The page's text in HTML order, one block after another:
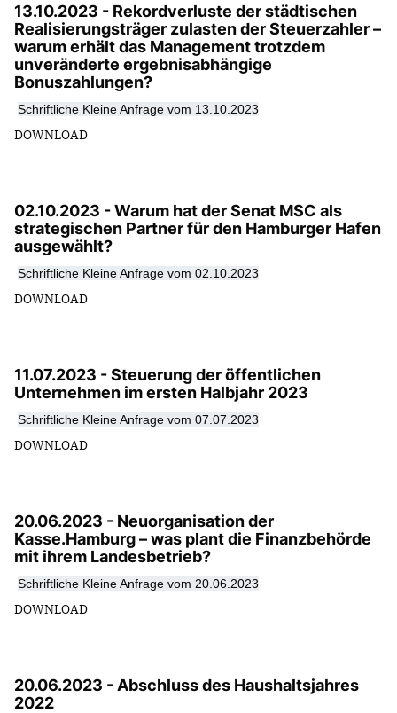
13.10.2023 - Rekordverluste der städtischen
Realisierungsträger zulasten der Steuerzahler –
warum erhält das Management trotzdem
unveränderte ergebnisabhängige
Bonuszahlungen?
Schriftliche Kleine Anfrage vom 13.10.2023
DOWNLOAD
02.10.2023 - Warum hat der Senat MSC als
strategischen Partner für den Hamburger Hafen
ausgewählt?
Schriftliche Kleine Anfrage vom 02.10.2023
DOWNLOAD
11.07.2023 - Steuerung der öffentlichen
Unternehmen im ersten Halbjahr 2023
Schriftliche Kleine Anfrage vom 07.07.2023
DOWNLOAD
20.06.2023 - Neuorganisation der
Kasse.Hamburg – was plant die Finanzbehörde
mit ihrem Landesbetrieb?
Schriftliche Kleine Anfrage vom 20.06.2023
DOWNLOAD
20.06.2023 - Abschluss des Haushaltsjahres
2022